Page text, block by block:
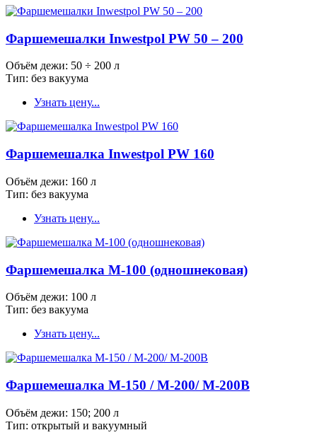
Фаршемешалки Inwestpol PW 50 – 200
Объём дежи: 50 ÷ 200 л
Тип: без вакуума
Узнать цену...
Фаршемешалка Inwestpol PW 160
Объём дежи: 160 л
Тип: без вакуума
Узнать цену...
Фаршемешалка М-100 (одношнековая)
Объём дежи: 100 л
Тип: без вакуума
Узнать цену...
Фаршемешалка М-150 / М-200/ M-200В
Объём дежи: 150; 200 л
Тип: открытый и вакуумный